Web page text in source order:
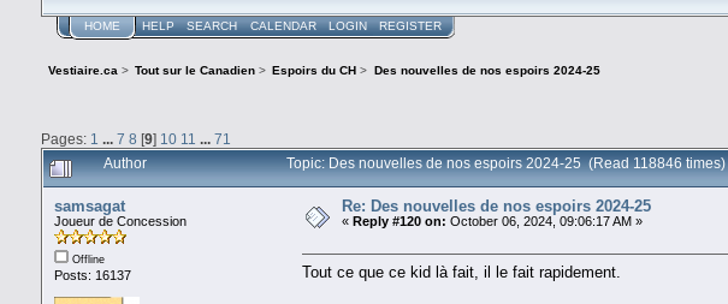
HOME HELP SEARCH CALENDAR LOGIN REGISTER
Vestiaire.ca > Tout sur le Canadien > Espoirs du CH> Des nouvelles de nos espoirs 2024-25
Pages: 1 ... 7 8 [9] 10 11 ... 71
Author Topic: Des nouvelles de nos espoirs 2024-25 (Read 118846 times)
samsagat
Joueur de Concession
Offline
Posts: 16137
Re: Des nouvelles de nos espoirs 2024-25
« Reply #120 on: October 06, 2024, 09:06:17 AM »
Tout ce que ce kid là fait, il le fait rapidement.